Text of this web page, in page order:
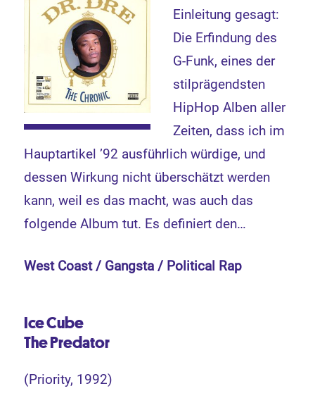
Einleitung gesagt:
Die Erfindung des
G-Funk, eines der
stilprägendsten
HipHop Alben aller
Zeiten, dass ich im
Hauptartikel ’92 ausführlich würdige, und
dessen Wirkung nicht überschätzt werden
kann, weil es das macht, was auch das
folgende Album tut. Es definiert den…
West Coast / Gangsta / Political Rap
Ice Cube
The Predator
(Priority, 1992)